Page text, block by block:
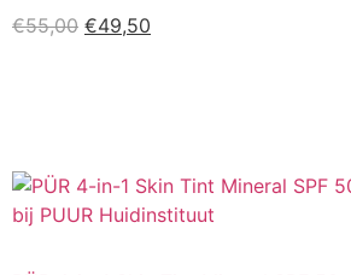
€55,00 €49,50